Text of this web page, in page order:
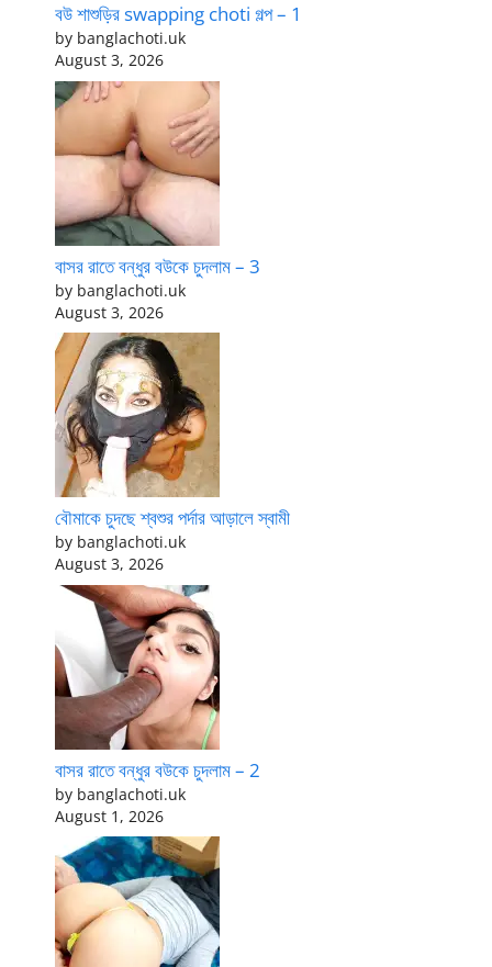
বউ শাশুড়ির swapping choti গল্প – 1
by banglachoti.uk
August 3, 2026
বাসর রাতে বন্ধুর বউকে চুদলাম – 3
by banglachoti.uk
August 3, 2026
বৌমাকে চুদছে শ্বশুর পর্দার আড়ালে স্বামী
by banglachoti.uk
August 3, 2026
বাসর রাতে বন্ধুর বউকে চুদলাম – 2
by banglachoti.uk
August 1, 2026